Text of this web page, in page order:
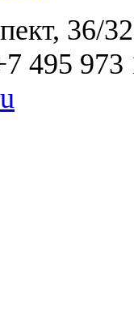
36/
495 973